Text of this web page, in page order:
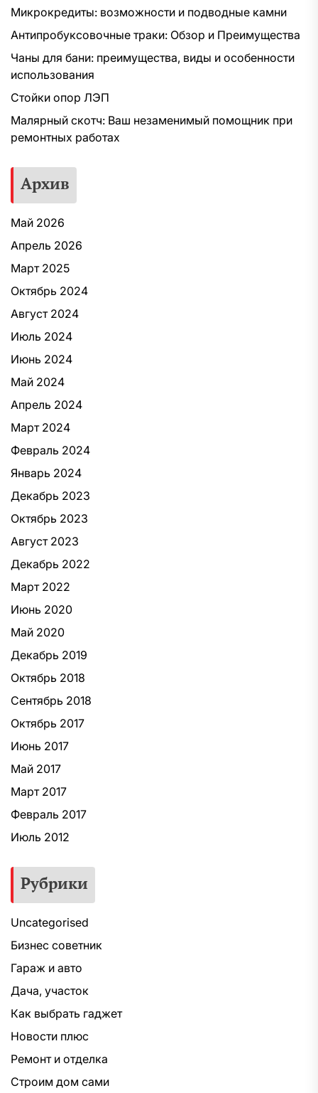
Микрокредиты: возможности и подводные камни
Антипробуксовочные траки: Обзор и Преимущества
Чаны для бани: преимущества, виды и особенности
использования
Стойки опор ЛЭП
Малярный скотч: Ваш незаменимый помощник при
ремонтных работах
Архив
Май 2026
Апрель 2026
Март 2025
Октябрь 2024
Август 2024
Июль 2024
Июнь 2024
Май 2024
Апрель 2024
Март 2024
Февраль 2024
Январь 2024
Декабрь 2023
Октябрь 2023
Август 2023
Декабрь 2022
Март 2022
Июнь 2020
Май 2020
Декабрь 2019
Октябрь 2018
Сентябрь 2018
Октябрь 2017
Июнь 2017
Май 2017
Март 2017
Февраль 2017
Июль 2012
Рубрики
Uncategorised
Бизнес советник
Гараж и авто
Дача, участок
Как выбрать гаджет
Новости плюс
Ремонт и отделка
Строим дом сами